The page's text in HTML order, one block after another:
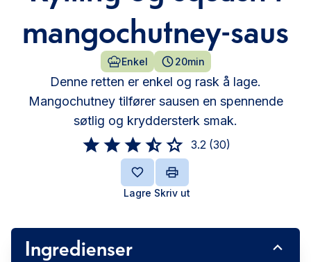
mangochutney-saus
Enkel 20min
Denne retten er enkel og rask å lage.
Mangochutney tilfører sausen en spennende
søtlig og kryddersterk smak.
3.2 (30)
Lagre Skriv ut
Ingredienser